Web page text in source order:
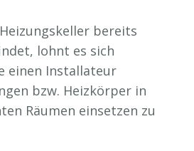
bereits
lohnt es sich
einen Installateur
bzw. Heizkörper in
Räumen einsetzen zu